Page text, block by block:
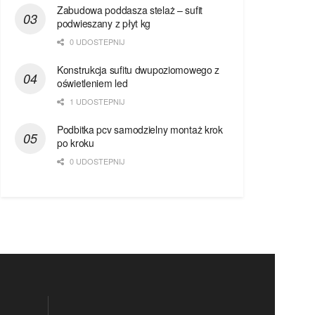
Zabudowa poddasza stelaż – sufit
podwieszany z płyt kg
0 UDOSTEPNIJ
Konstrukcja sufitu dwupoziomowego z
oświetleniem led
1 UDOSTEPNIJ
Podbitka pcv samodzielny montaż krok
po kroku
0 UDOSTEPNIJ